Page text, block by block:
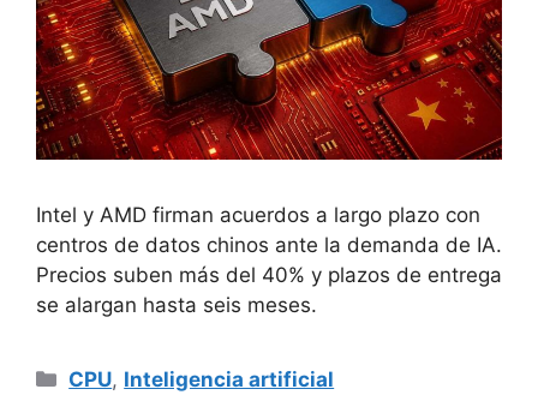
Intel y AMD firman acuerdos a largo plazo con
centros de datos chinos ante la demanda de IA.
Precios suben más del 40% y plazos de entrega
se alargan hasta seis meses.
Categorías
CPU, Inteligencia artificial